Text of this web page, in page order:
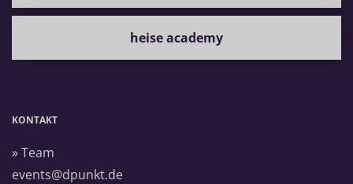
heise academy
KONTAKT
» Team
events@dpunkt.de